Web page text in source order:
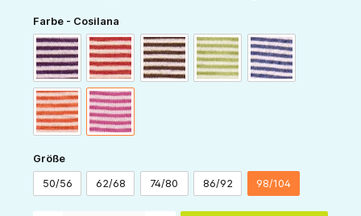
Farbe - Cosilana
pflaume-naturrot-natur schoko-naturgrün-naturmarine-natur
orange-naturpink-natur
Größeauswählen
50/56 62/68 74/80 86/92 98/104